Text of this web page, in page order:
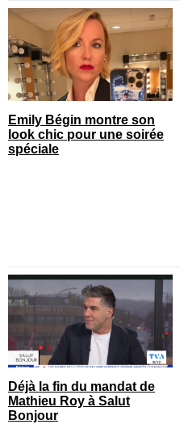
Emily Bégin montre son
look chic pour une soirée
spéciale
Déjà la fin du mandat de
Mathieu Roy à Salut
Bonjour